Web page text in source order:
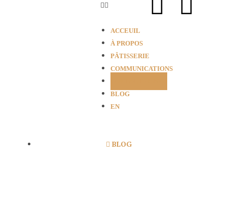
ACCEUIL
À PROPOS
PÂTISSERIE
COMMUNICATIONS
BLOG
EN
BLOG